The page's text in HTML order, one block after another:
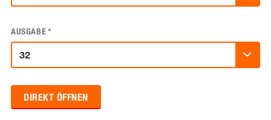
AUSGABE*
DIREKT ÖFFNEN